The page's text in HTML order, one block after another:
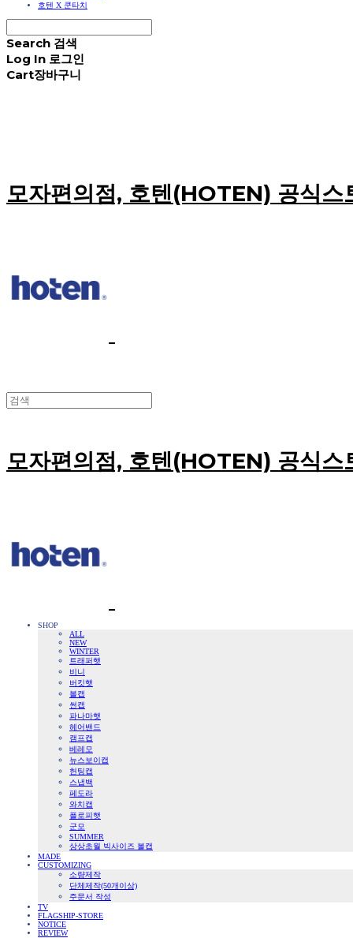
호텐 X 쿤타치
Search 검색
Log In 로그인
Cart장바구니
모자편의점, 호텐(HOTEN) 공식스
모자편의점, 호텐(HOTEN) 공식스
SHOP
ALL
NEW
WINTER
트래퍼햇
비니
버킷햇
볼캡
썬캡
파나마햇
헤어밴드
캠프캡
베레모
뉴스보이캡
헌팅캡
스냅백
페도라
와치캡
플로피햇
군모
SUMMER
상상초월 빅사이즈 볼캡
MADE
CUSTOMIZING
소량제작
단체제작(50개이상)
주문서 작성
TV
FLAGSHIP-STORE
NOTICE
REVIEW